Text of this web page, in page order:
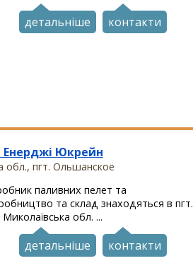
детальніше контакти
Енерджі Юкрейн
обл., пгт. Ольшанское
паливних пелет та
та склад знаходяться в пгт.
обл. ...
детальніше контакти